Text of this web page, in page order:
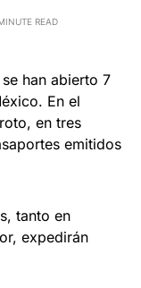
READ
han abierto 7
En el
en tres
emitidos
tanto en
expedirán